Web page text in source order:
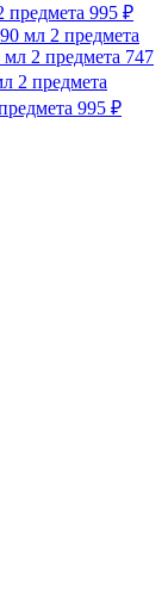
предмета 995 ₽
2 предмета 747
995 ₽